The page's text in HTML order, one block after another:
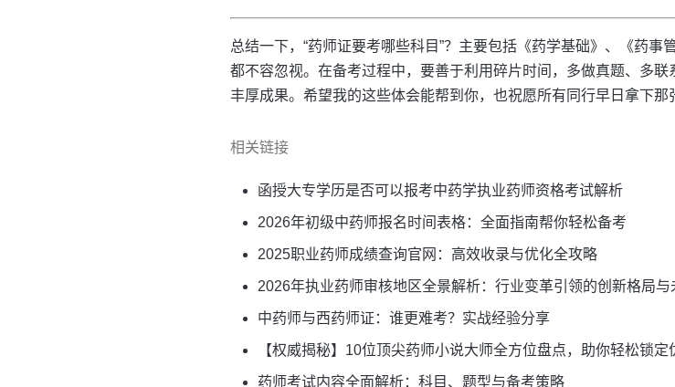
总结一下，“药师证要考哪些科目”？主要包括《药学基础》、《药
都不容忽视。在备考过程中，要善于利用碎片时间，多做真题、多
丰厚成果。希望我的这些体会能帮到你，也祝愿所有同行早日拿下那
相关链接
函授大专学历是否可以报考中药学执业药师资格考试解析
2026年初级中药师报名时间表格：全面指南帮你轻松备考
2025职业药师成绩查询官网：高效收录与优化全攻略
2026年执业药师审核地区全景解析：行业变革引领的创新格局与
中药师与西药师证：谁更难考？实战经验分享
【权威揭秘】10位顶尖药师小说大师全方位盘点，助你轻松锁定
药师考试内容全面解析：科目、题型与备考策略